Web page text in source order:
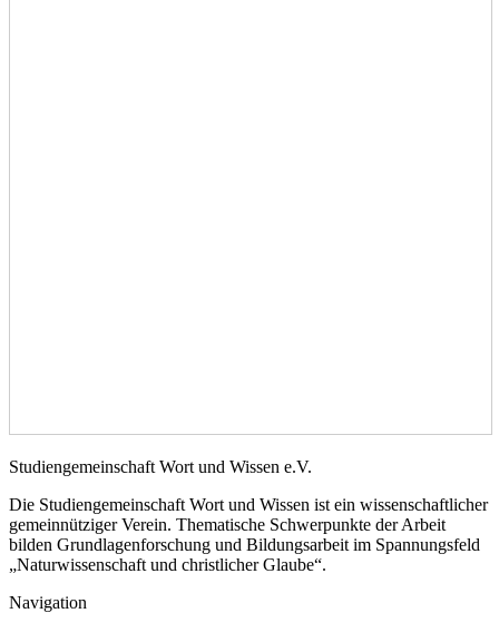
Studiengemeinschaft Wort und Wissen e.V.
Die Studiengemeinschaft Wort und Wissen ist ein wissenschaftlicher
gemeinnütziger Verein. Thematische Schwerpunkte der Arbeit
bilden Grundlagenforschung und Bildungsarbeit im Spannungsfeld
„Naturwissenschaft und christlicher Glaube“.
Navigation